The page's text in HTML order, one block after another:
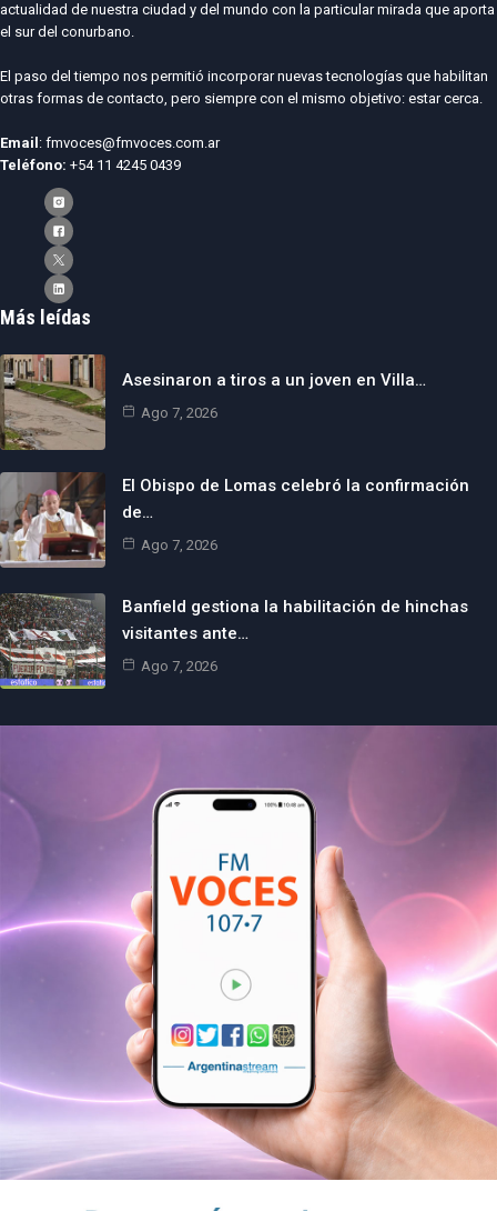
actualidad de nuestra ciudad y del mundo con la particular mirada que aporta
el sur del conurbano.
El paso del tiempo nos permitió incorporar nuevas tecnologías que habilitan
otras formas de contacto, pero siempre con el mismo objetivo: estar cerca.
Email : fmvoces@fmvoces.com.ar
Teléfono: +54 11 4245 0439
Más leídas
Asesinaron a tiros a un joven en Villa…
Ago 7, 2026
El Obispo de Lomas celebró la confirmación
de…
Ago 7, 2026
Banfield gestiona la habilitación de hinchas
visitantes ante…
Ago 7, 2026